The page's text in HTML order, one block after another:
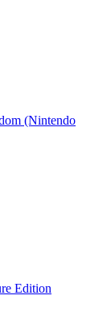
(Nintendo
Edition